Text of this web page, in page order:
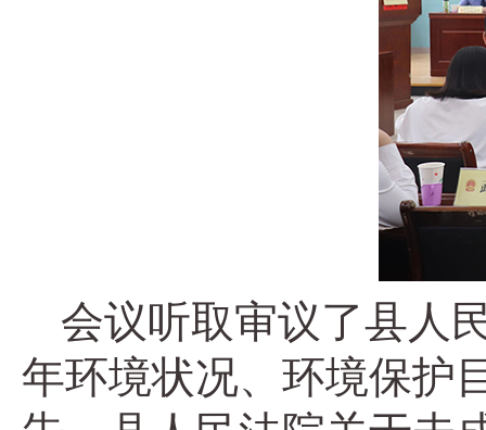
会议听取审议了县人
年环境状况、环境保护